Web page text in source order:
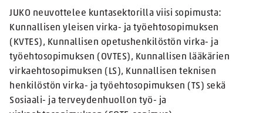
JUKO neuvottelee kuntasektorilla viisi sopimusta:
Kunnallisen yleisen virka- ja työehtosopimuksen
(KVTES), Kunnallisen opetushenkilöstön virka- ja
työehtosopimuksen (OVTES), Kunnallisen lääkärien
virkaehtosopimuksen (LS), Kunnallisen teknisen
henkilöstön virka- ja työehtosopimuksen (TS) sekä
Sosiaali- ja terveydenhuollon työ- ja